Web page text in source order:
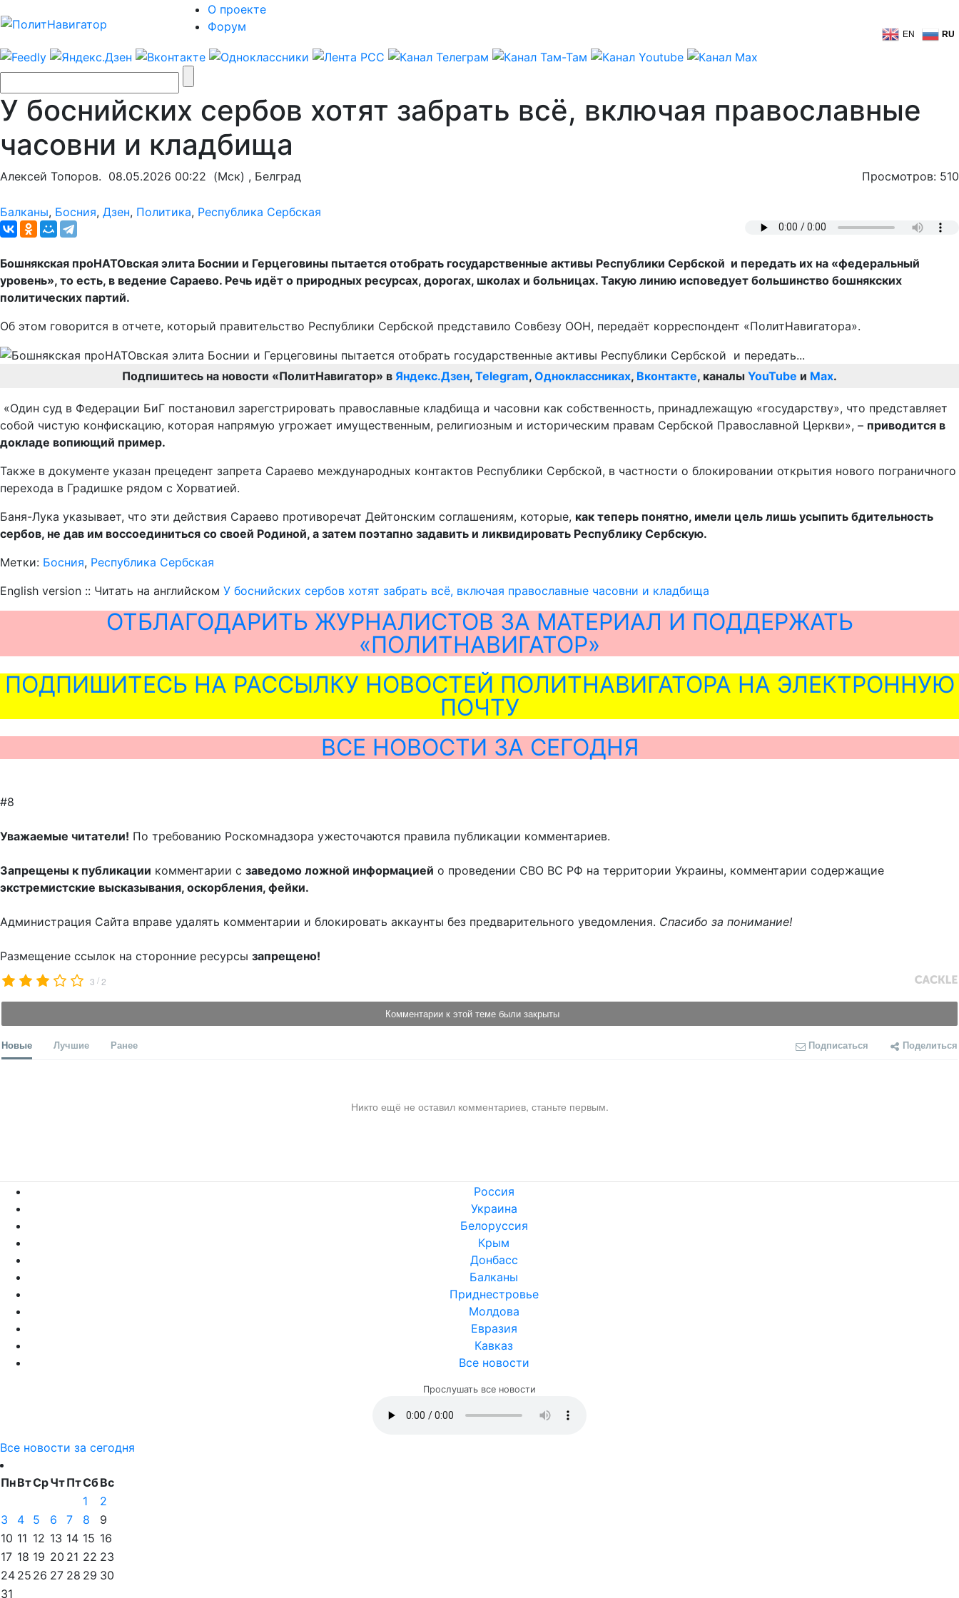
О проекте
Форум
EN RU
У боснийских сербов хотят забрать всё, включая православные
часовни и кладбища
Алексей Топоров. 08.05.2026 00:22 (Мск) , Белград Просмотров: 510
Балканы, Босния, Дзен, Политика, Республика Сербская
Бошнякская проНАТОвская элита Боснии и Герцеговины пытается отобрать государственные активы Республики Сербской и передать их на «федеральный
уровень», то есть, в ведение Сараево. Речь идёт о природных ресурсах, дорогах, школах и больницах. Такую линию исповедует большинство бошнякских
политических партий.
Об этом говорится в отчете, который правительство Республики Сербской представило Совбезу ООН, передаёт корреспондент «ПолитНавигатора».
Подпишитесь на новости «ПолитНавигатор» в Яндекс.Дзен, Telegram, Одноклассниках, Вконтакте, каналы YouTube и Max.
«Один суд в Федерации БиГ постановил зарегстрировать православные кладбища и часовни как собственность, принадлежащую «государству», что представляет
собой чистую конфискацию, которая напрямую угрожает имущественным, религиозным и историческим правам Сербской Православной Церкви», – приводится в
докладе вопиющий пример.
Также в документе указан прецедент запрета Сараево международных контактов Республики Сербской, в частности о блокировании открытия нового пограничного
перехода в Градишке рядом с Хорватией.
Баня-Лука указывает, что эти действия Сараево противоречат Дейтонским соглашениям, которые, как теперь понятно, имели цель лишь усыпить бдительность
сербов, не дав им воссоединиться со своей Родиной, а затем поэтапно задавить и ликвидировать Республику Сербскую.
Метки: Босния, Республика Сербская
English version :: Читать на английском У боснийских сербов хотят забрать всё, включая православные часовни и кладбища
ОТБЛАГОДАРИТЬ ЖУРНАЛИСТОВ ЗА МАТЕРИАЛ И ПОДДЕРЖАТЬ
«ПОЛИТНАВИГАТОР»
ПОДПИШИТЕСЬ НА РАССЫЛКУ НОВОСТЕЙ ПОЛИТНАВИГАТОРА НА ЭЛЕКТРОННУЮ
ПОЧТУ
ВСЕ НОВОСТИ ЗА СЕГОДНЯ
#8
Уважаемые читатели! По требованию Роскомнадзора ужесточаются правила публикации комментариев.
Запрещены к публикации комментарии с заведомо ложной информацией о проведении СВО ВС РФ на территории Украины, комментарии содержащие
экстремистские высказывания, оскорбления, фейки.
Администрация Сайта вправе удалять комментарии и блокировать аккаунты без предварительного уведомления. Спасибо за понимание!
Размещение ссылок на сторонние ресурсы запрещено!
3 /2
Комментарии к этой теме были закрыты
Новые Лучшие Ранее Подписаться Поделиться
Никто ещё не оставил комментариев, станьте первым.
Россия
Украина
Белоруссия
Крым
Донбасс
Балканы
Приднестровье
Молдова
Евразия
Кавказ
Все новости
Прослушать все новости
Все новости за сегодня
ПнВтСрЧтПтСбВс
1
2
3
4 5 6 7 8
9
10 11 12 13 14 15 16
17 18 19 20 21 22 23
24 25 26 27 28 29 30
31